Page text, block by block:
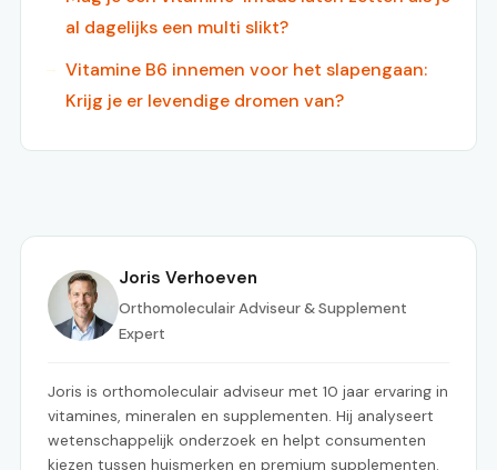
al dagelijks een multi slikt?
Vitamine B6 innemen voor het slapengaan:
Krijg je er levendige dromen van?
Joris Verhoeven
Orthomoleculair Adviseur & Supplement
Expert
Joris is orthomoleculair adviseur met 10 jaar ervaring in
vitamines, mineralen en supplementen. Hij analyseert
wetenschappelijk onderzoek en helpt consumenten
kiezen tussen huismerken en premium supplementen.